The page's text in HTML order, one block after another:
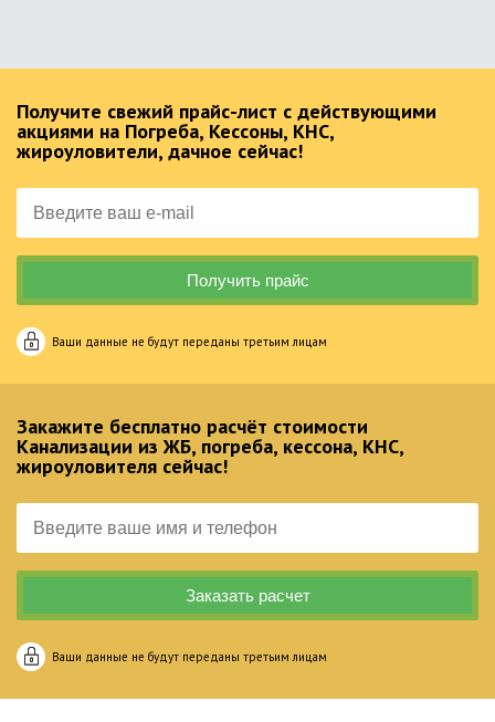
Получите свежий прайс-лист с действующими
акциями на Погреба, Кессоны, КНС,
жироуловители, дачное сейчас!
Ваши данные не будут переданы третьим лицам
Закажите бесплатно расчёт стоимости
Канализации из ЖБ, погреба, кессона, КНС,
жироуловителя сейчас!
Ваши данные не будут переданы третьим лицам